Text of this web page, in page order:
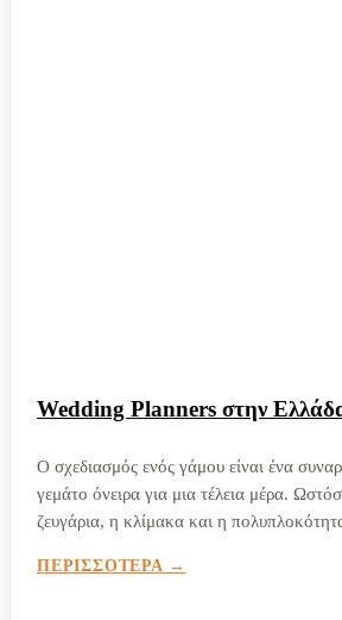
Wedding Planners στην
Ο σχεδιασμός ενός γάμου είναι ένα
γεμάτο όνειρα για μια τέλεια μέρα.
ζευγάρια, η κλίμακα και η
συντριπτική. Εδώ είναι που η εξειδίκευση
ΠΕΡΙΣΣΟΤΕΡΑ